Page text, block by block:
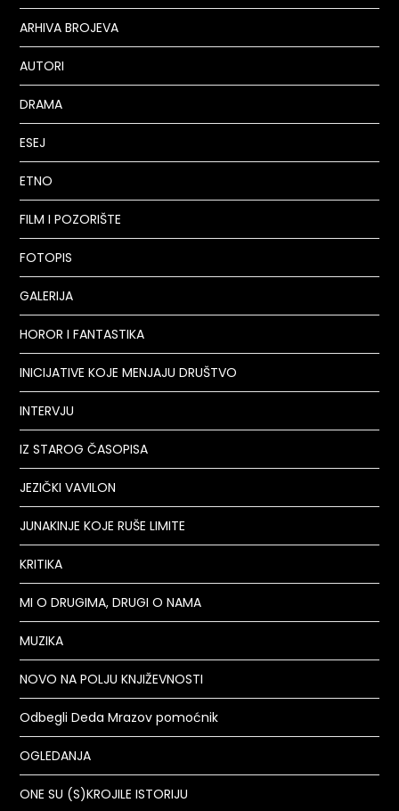
ARHIVA BROJEVA
AUTORI
DRAMA
ESEJ
ETNO
FILM I POZORIŠTE
FOTOPIS
GALERIJA
HOROR I FANTASTIKA
INICIJATIVE KOJE MENJAJU DRUŠTVO
INTERVJU
IZ STAROG ČASOPISA
JEZIČKI VAVILON
JUNAKINJE KOJE RUŠE LIMITE
KRITIKA
MI O DRUGIMA, DRUGI O NAMA
MUZIKA
NOVO NA POLJU KNJIŽEVNOSTI
Odbegli Deda Mrazov pomoćnik
OGLEDANJA
ONE SU (S)KROJILE ISTORIJU